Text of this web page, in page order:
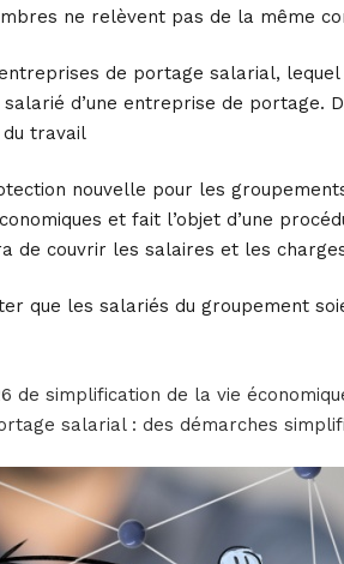
ne relèvent pas de la même
de portage salarial,
d’une entreprise de portage.
travail
nouvelle pour les
et fait l’objet d’une
de couvrir les salaires et les
que les salariés du groupement
de simplification de la vie
salarial : des démarches